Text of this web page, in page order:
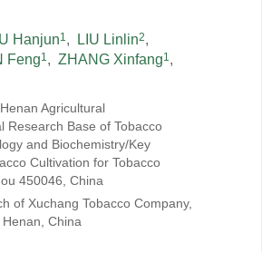
Hanjun1, LIU Linlin2,
Feng1, ZHANG Xinfang1,
Agricultural
Research Base of Tobacco
and Biochemistry/Key
Cultivation for Tobacco
450046, China
of Xuchang Tobacco Company,
China